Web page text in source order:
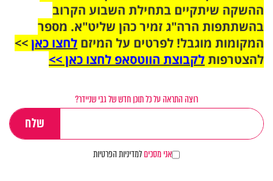
ההשקה שיתקיים בתחילת השבוע הקרוב
בהשתתפות הרה"ג זמיר כהן שליט"א. מספר
המקומות מוגבל! לפרטים על המיזם לחצו כאן>>
להצטרפותלקבוצת הווטסאפ לחצו כאן >>
רוצה התראה על כל תוכן חדש של גבי שניידר?
אני מסכיםלמדיניות הפרטיות